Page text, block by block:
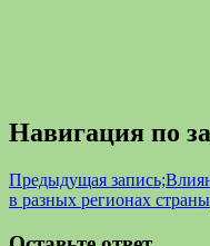
Навигация по
Предыдущая запись;
в разных регионах страны